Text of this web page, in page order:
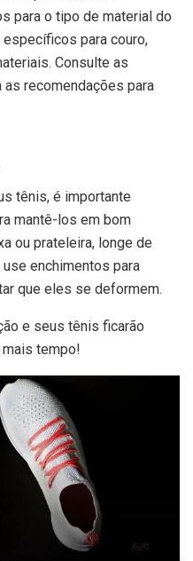
para o tipo de material do
para couro,
Consulte as
recomendações para
tênis, é importante
mantê-los em bom
ou prateleira, longe de
enchimentos para
que eles se deformem.
e seus tênis ficarão
tempo!